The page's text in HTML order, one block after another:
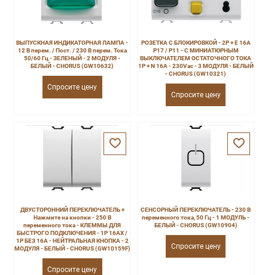
ВЫПУСКНАЯ ИНДИКАТОРНАЯ ЛАМПА -
12 В перем. / Пост. / 230 В перем. Тока
50/60 Гц - ЗЕЛЕНЫЙ - 2 МОДУЛЯ -
БЕЛЫЙ - CHORUS (GW10632)
Спросите цену
РОЗЕТКА С БЛОКИРОВКОЙ - 2P + E 16A
P17 / P11 - С МИНИАТЮРНЫМ
ВЫКЛЮЧАТЕЛЕМ ОСТАТОЧНОГО ТОКА
1P + N 16A - 230Vac - 3 МОДУЛЯ - БЕЛЫЙ
- CHORUS (GW10321)
Спросите цену
ДВУСТОРОННИЙ ПЕРЕКЛЮЧАТЕЛЬ +
Нажмите на кнопки - 250 В
переменного тока - КЛЕММЫ ДЛЯ
БЫСТРОГО ПОДКЛЮЧЕНИЯ - 1P 16AX /
1P БЕЗ 16A - НЕЙТРАЛЬНАЯ КНОПКА - 2
МОДУЛЯ - БЕЛЫЙ - CHORUS (GW10159F)
Спросите цену
СЕНСОРНЫЙ ПЕРЕКЛЮЧАТЕЛЬ - 230 В
переменного тока, 50 Гц - 1 МОДУЛЬ -
БЕЛЫЙ - CHORUS (GW10904)
Спросите цену